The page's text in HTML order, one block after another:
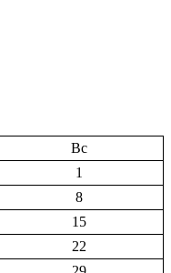
Вс
1
8
15
22